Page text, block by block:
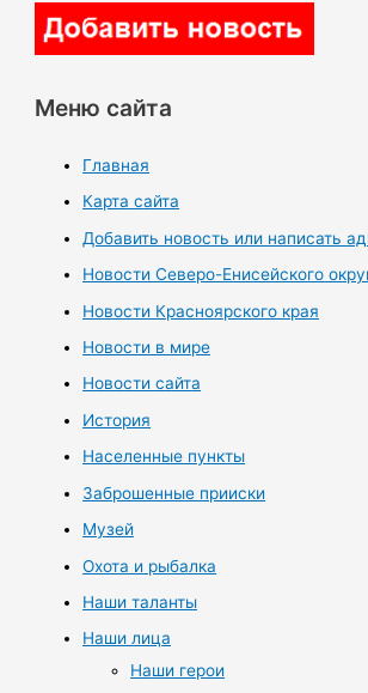
Меню сайта
Главная
Карта сайта
Добавить новость или написать
Новости Северо-Енисейского
Новости Красноярского края
Новости в мире
Новости сайта
История
Населенные пункты
Заброшенные прииски
Музей
Охота и рыбалка
Наши таланты
Наши лица
Наши герои